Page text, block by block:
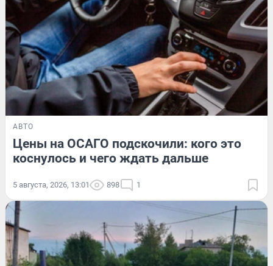
АВТО
Цены на ОСАГО подскочили: кого это
коснулось и чего ждать дальше
5 августа, 2026, 13:01 898 1